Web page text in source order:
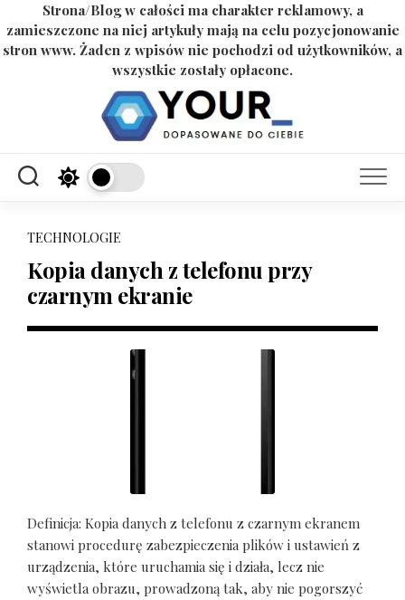
Strona/Blog w całości ma charakter reklamowy, a
zamieszczone na niej artykuły mają na celu pozycjonowanie
stron www. Żaden z wpisów nie pochodzi od użytkowników, a
wszystkie zostały opłacone.
TECHNOLOGIE
Kopia danych z telefonu przy
czarnym ekranie
Definicja: Kopia danych z telefonu z czarnym ekranem
stanowi procedurę zabezpieczenia plików i ustawień z
urządzenia, które uruchamia się i działa, lecz nie
wyświetla obrazu, prowadzoną tak, aby nie pogorszyć